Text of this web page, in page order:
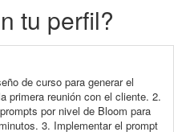
tu perfil?
de curso para generar el
primera reunión con el cliente. 2.
por nivel de Bloom para
3. Implementar el prompt